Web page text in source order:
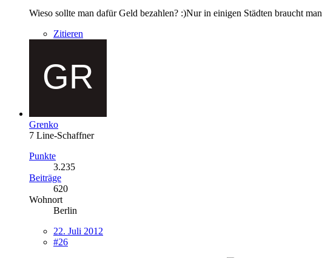
Wieso sollte man dafür Geld bezahlen? :)Nur in einigen Städten braucht
Zitieren
Grenko
7 Line-Schaffner
Punkte
3.235
Beiträge
620
Wohnort
Berlin
22. Juli 2012
#26